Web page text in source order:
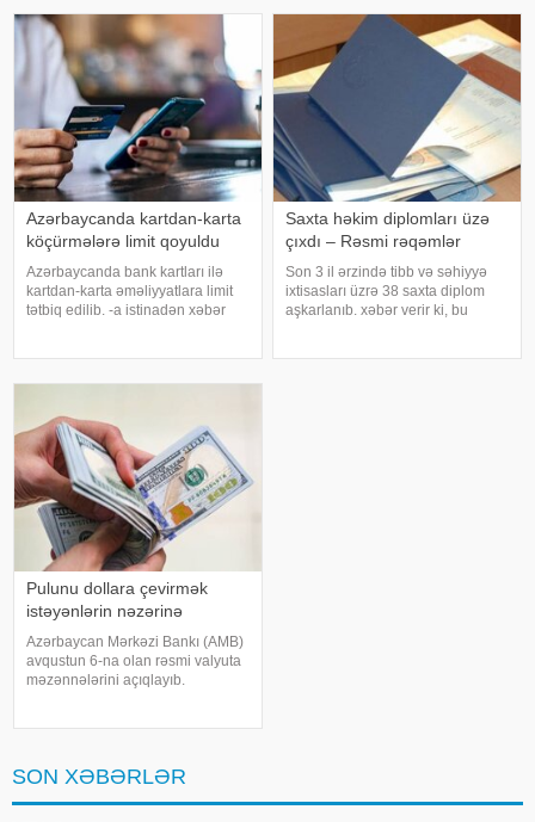
riskini əhəmiyyətli dərəcəd
dayandırılacaq
Azərbaycanda kartdan-karta
köçürmələrə limit qoyuldu
Azərbaycanda bank kartları ilə
kartdan-karta əməliyyatlara limit
tətbiq edilib. -a istinadən xəbər
ölkədə kartla əməliyyatlar
Saxta həkim diplomları üzə
çıxdı – Rəsmi rəqəmlər
Son 3 il ərzində tibb və səhiyyə
ixtisasları üzrə 38 saxta diplom
aşkarlanıb. xəbər verir ki, bu
Pulunu dollara çevirmək
istəyənlərin nəzərinə
Azərbaycan Mərkəzi Bankı (AMB)
avqustun 6-na olan rəsmi valyuta
məzənnələrini açıqlayıb.
səviyyəsində qalıb. Bu gün
SON XƏBƏRLƏR